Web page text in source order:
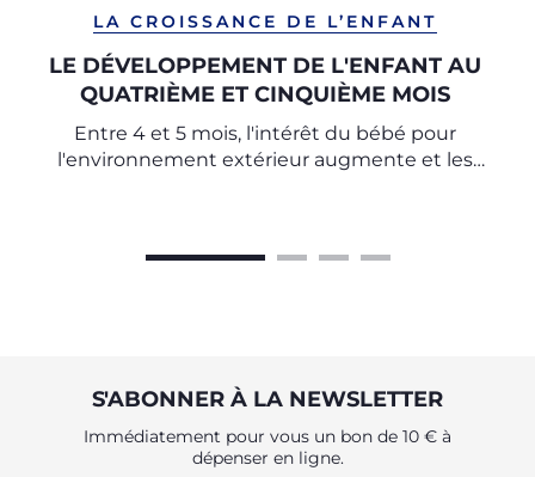
LA CROISSANCE DE L’ENFANT
LE DÉVELOPPEMENT DE L'ENFANT AU
QUATRIÈME ET CINQUIÈME MOIS
Entre 4 et 5 mois, l'intérêt du bébé pour
l'environnement extérieur augmente et les
S'ABONNER À LA NEWSLETTER
Immédiatement pour vous un bon de 10 € à
dépenser en ligne.